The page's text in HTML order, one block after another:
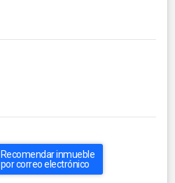
Recomendar inmueble
por correo electrónico